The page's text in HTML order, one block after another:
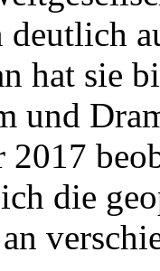
deutlich
hat sie
und
2017
die